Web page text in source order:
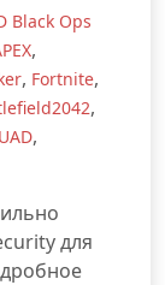
Black Ops
,
, Fortnite,
,
,
для